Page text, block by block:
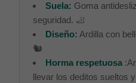
Suela: Goma
seguridad. 🦶
Diseño: Ardilla con
🐿️
Horma respetuosa
llevar los deditos sueltos